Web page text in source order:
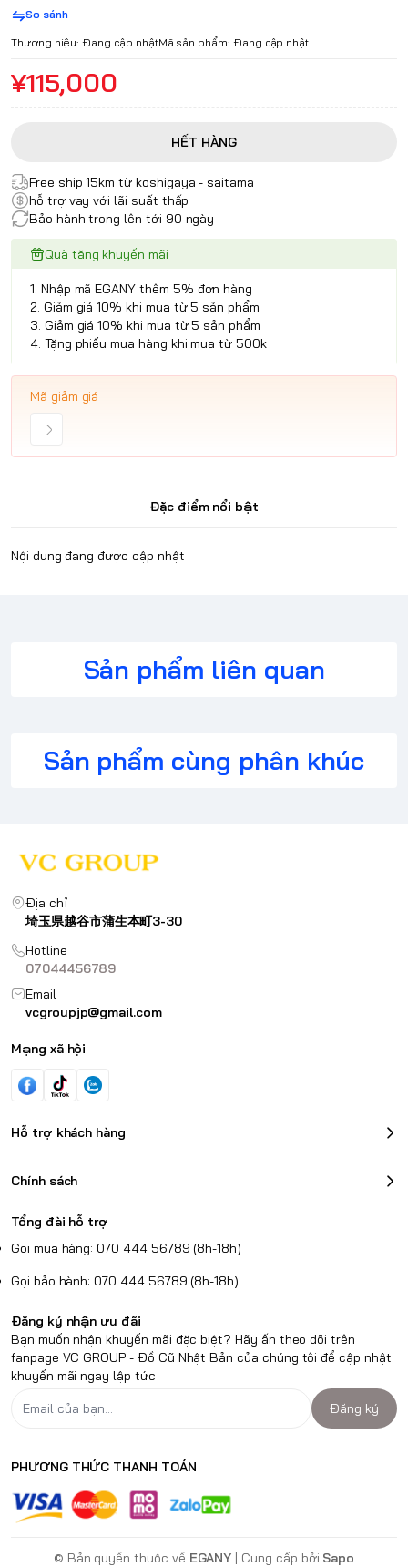
So sánh
Thương hiệu: Đang cập nhậtMã sản phẩm: Đang cập nhật
¥115,000
HẾT HÀNG
Free ship 15km từ koshigaya - saitama
hỗ trợ vay với lãi suất thấp
Bảo hành trong lên tới 90 ngày
Quà tặng khuyến mãi
1. Nhập mã EGANY thêm 5% đơn hàng
2. Giảm giá 10% khi mua từ 5 sản phẩm
3. Giảm giá 10% khi mua từ 5 sản phẩm
4. Tặng phiếu mua hàng khi mua từ 500k
Mã giảm giá
Đặc điểm nổi bật
Nội dung đang được cập nhật
Sản phẩm liên quan
Sản phẩm cùng phân khúc
Địa chỉ
埼玉県越谷市蒲生本町3-30
Hotline
07044456789
Email
vcgroupjp@gmail.com
Mạng xã hội
Hỗ trợ khách hàng
Chính sách
Tổng đài hỗ trợ
Gọi mua hàng: 070 444 56789 (8h-18h)
Gọi bảo hành: 070 444 56789 (8h-18h)
Đăng ký nhận ưu đãi
Bạn muốn nhận khuyến mãi đặc biệt? Hãy ấn theo dõi trên
fanpage VC GROUP - Đồ Cũ Nhật Bản của chúng tôi để cập nhật
khuyến mãi ngay lập tức
Đăng ký
PHƯƠNG THỨC THANH TOÁN
© Bản quyền thuộc về EGANY | Cung cấp bởi Sapo